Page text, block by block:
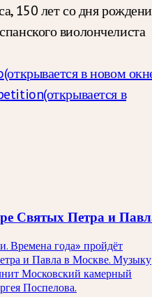
150 лет со дня
виолончелиста
(открывается в новом
(открывается в
Святых Петра и
Времена года» пройдёт
и Павла в Москве. Музыку
Московский камерный
Поспелова.